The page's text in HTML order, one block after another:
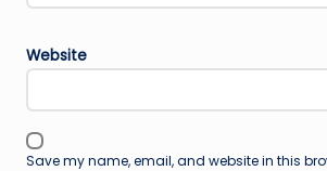
Website
Save my name, email, and website in this